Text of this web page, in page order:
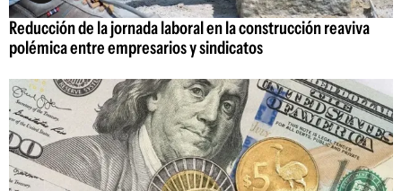
Reducción de la jornada laboral en la construcción reaviva
polémica entre empresarios y sindicatos